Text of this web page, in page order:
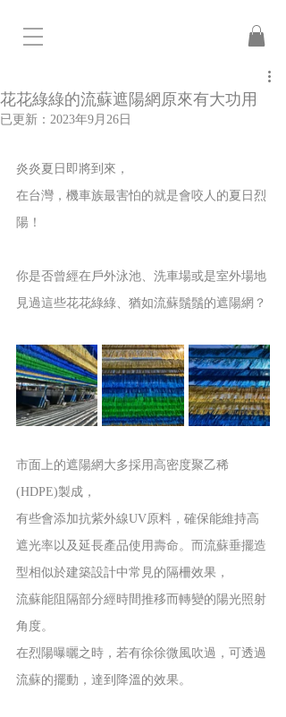
花花綠綠的流蘇遮陽網原來有大功用
已更新： 2023年9月26日
炎炎夏日即將到來，
在台灣，機車族最害怕的就是會咬人的夏日烈
陽！
你是否曾經在戶外泳池、洗車場或是室外場地
見過這些花花綠綠、猶如流蘇鬚鬚的遮陽網？
市面上的遮陽網大多採用高密度聚乙稀
(HDPE)製成，
有些會添加抗紫外線UV原料，確保能維持高
遮光率以及延長產品使用壽命。而流蘇垂擺造
型相似於建築設計中常見的隔柵效果，
流蘇能阻隔部分經時間推移而轉變的陽光照射
角度。
在烈陽曝曬之時，若有徐徐微風吹過，可透過
流蘇的擺動，達到降溫的效果。